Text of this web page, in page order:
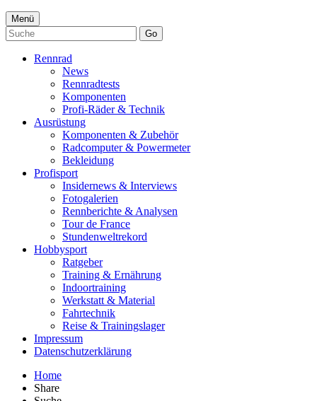
Menü
Go
Rennrad
News
Rennradtests
Komponenten
Profi-Räder & Technik
Ausrüstung
Komponenten & Zubehör
Radcomputer & Powermeter
Bekleidung
Profisport
Insidernews & Interviews
Fotogalerien
Rennberichte & Analysen
Tour de France
Stundenweltrekord
Hobbysport
Ratgeber
Training & Ernährung
Indoortraining
Werkstatt & Material
Fahrtechnik
Reise & Trainingslager
Impressum
Datenschutzerklärung
Home
Share